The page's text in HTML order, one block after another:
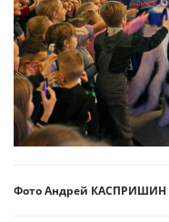
Фото Андрей КАСПРИШИН